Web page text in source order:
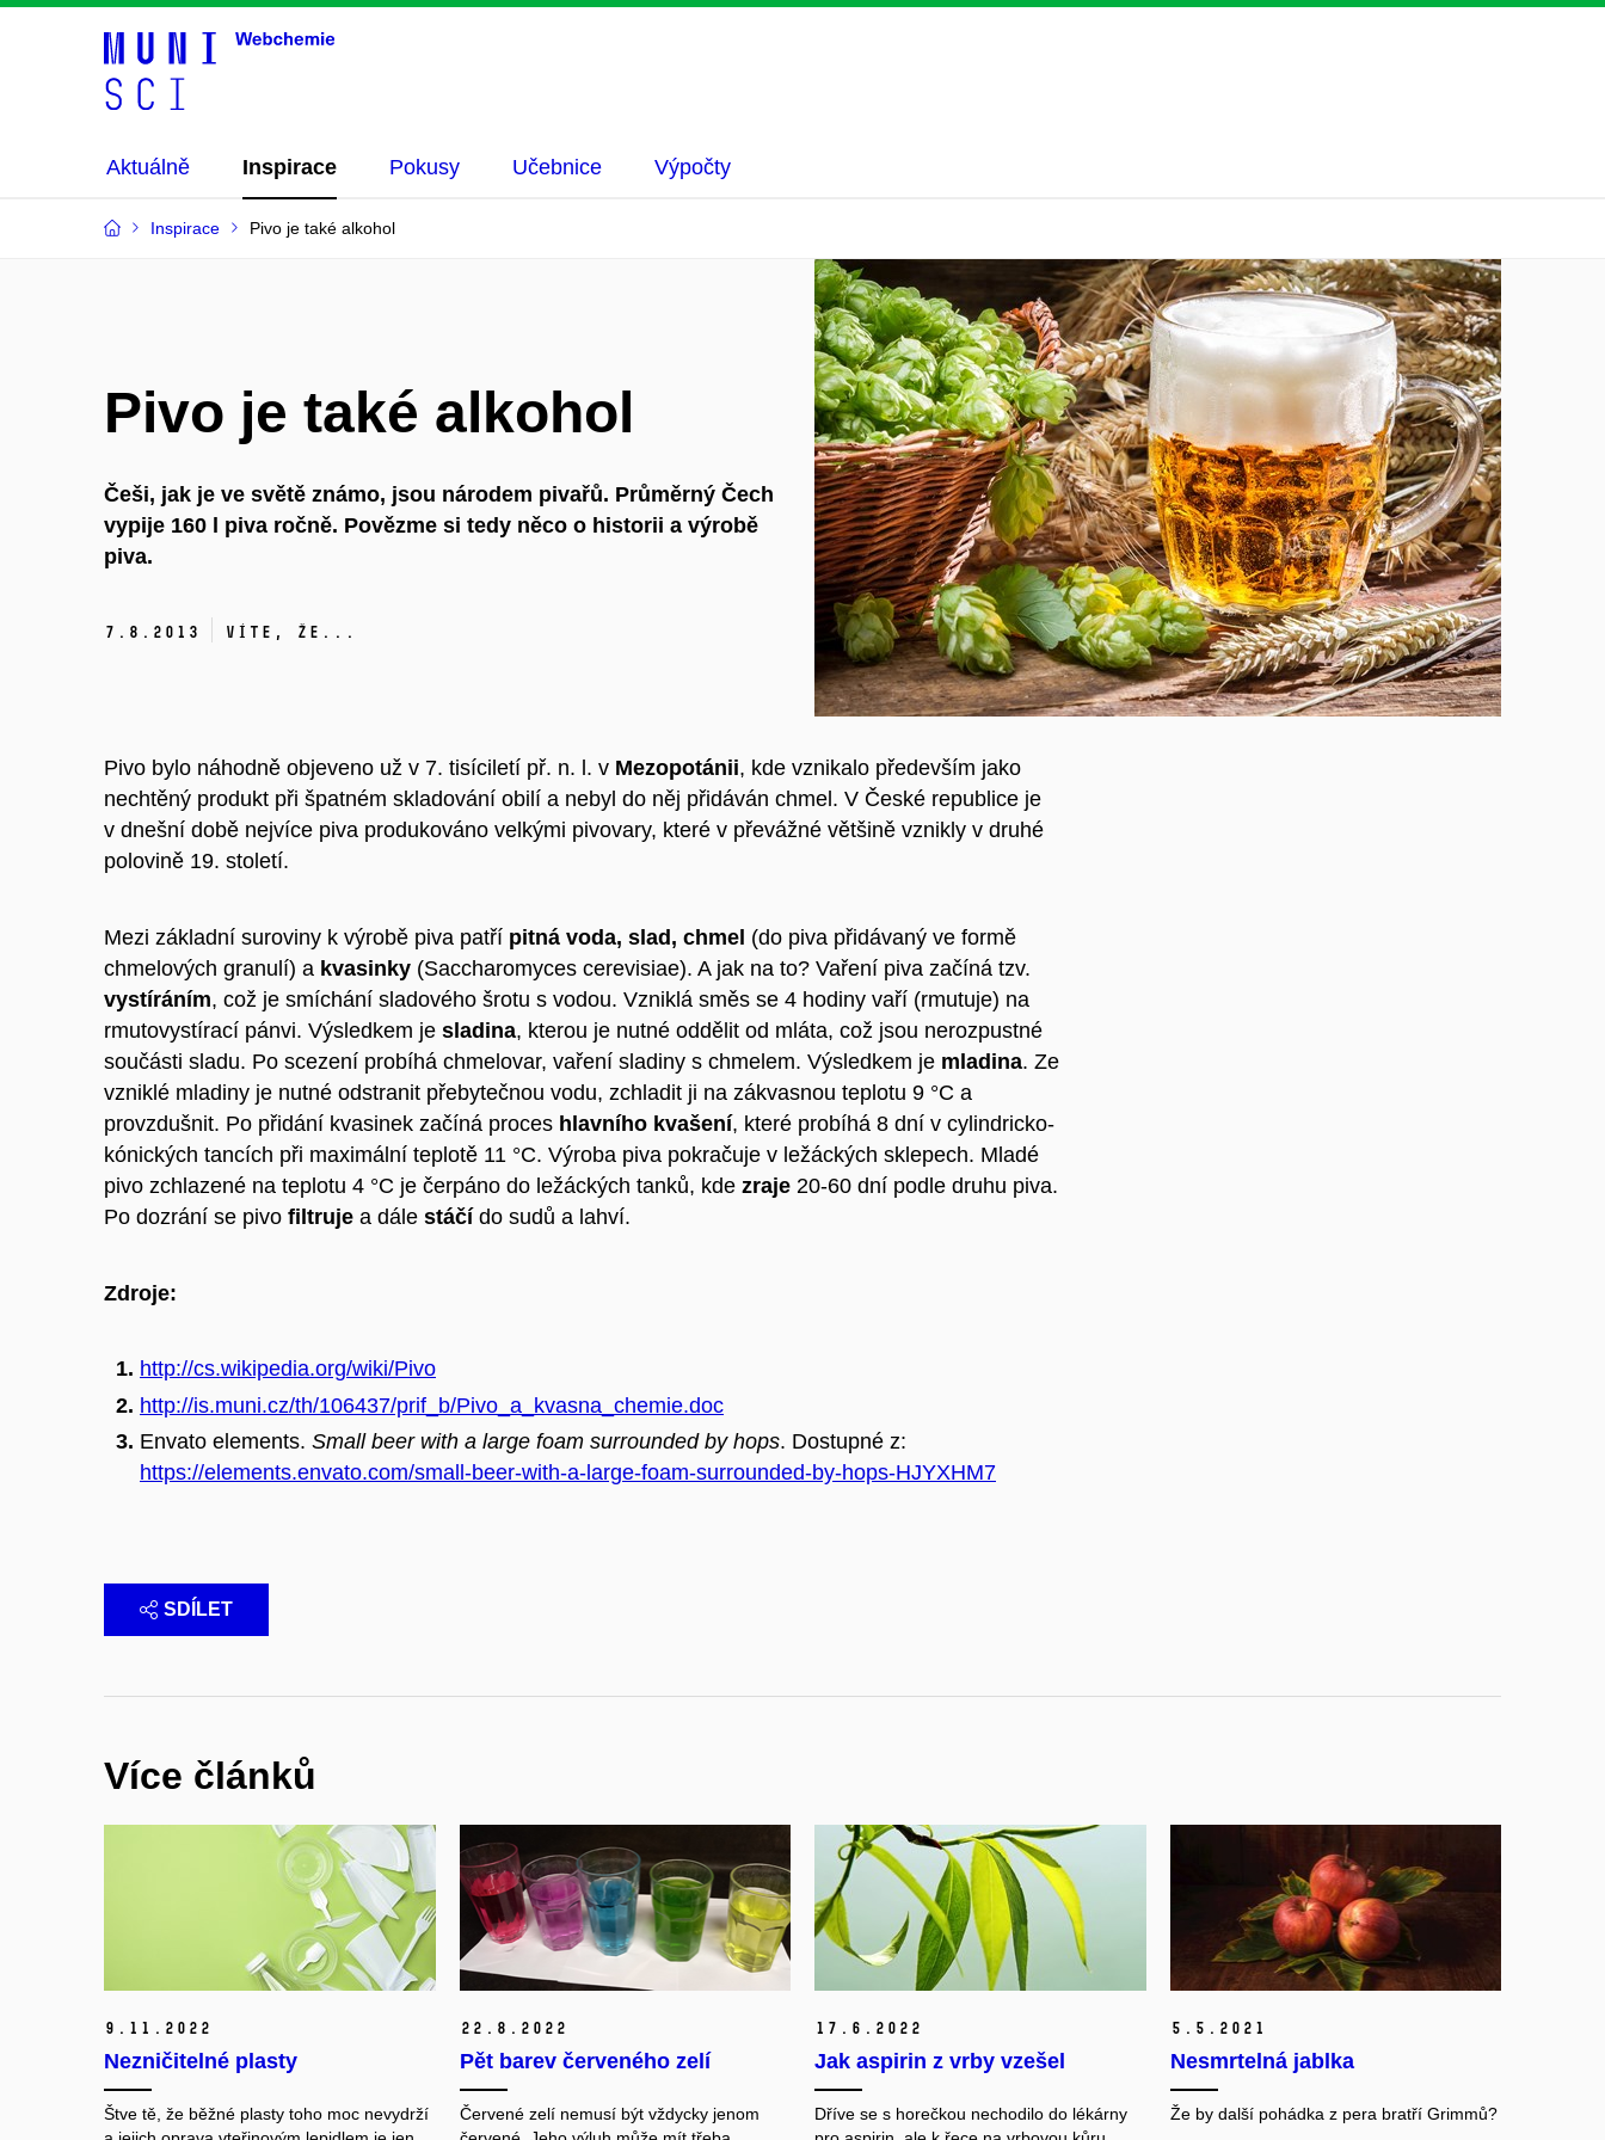
Aktuálně Inspirace Pokusy Učebnice Výpočty
Inspirace Pivo je také alkohol
Pivo je také alkohol
Češi, jak je ve světě známo, jsou národem pivařů. Průměrný Čech
vypije 160 l piva ročně. Povězme si tedy něco o historii a výrobě
piva.
7. 8. 2013 Víte, že...
Pivo bylo náhodně objeveno už v 7. tisíciletí př. n. l. v Mezopotánii, kde vznikalo především jako
nechtěný produkt při špatném skladování obilí a nebyl do něj přidáván chmel. V České republice je
v dnešní době nejvíce piva produkováno velkými pivovary, které v převážné většině vznikly v druhé
polovině 19. století.
Mezi základní suroviny k výrobě piva patří pitná voda, slad, chmel (do piva přidávaný ve formě
chmelových granulí) a kvasinky (Saccharomyces cerevisiae). A jak na to? Vaření piva začíná tzv.
vystíráním, což je smíchání sladového šrotu s vodou. Vzniklá směs se 4 hodiny vaří (rmutuje) na
rmutovystírací pánvi. Výsledkem je sladina, kterou je nutné oddělit od mláta, což jsou nerozpustné
součásti sladu. Po scezení probíhá chmelovar, vaření sladiny s chmelem. Výsledkem je mladina. Ze
vzniklé mladiny je nutné odstranit přebytečnou vodu, zchladit ji na zákvasnou teplotu 9 °C a
provzdušnit. Po přidání kvasinek začíná proces hlavního kvašení, které probíhá 8 dní v cylindricko-
kónických tancích při maximální teplotě 11 °C. Výroba piva pokračuje v ležáckých sklepech. Mladé
pivo zchlazené na teplotu 4 °C je čerpáno do ležáckých tanků, kde zraje 20-60 dní podle druhu piva.
Po dozrání se pivo filtruje a dále stáčído sudů a lahví.
Zdroje:
http://cs.wikipedia.org/wiki/Pivo
http://is.muni.cz/th/106437/prif_b/Pivo_a_kvasna_chemie.doc
Envato elements. Small beer with a large foam surrounded by hops. Dostupné z:
https://elements.envato.com/small-beer-with-a-large-foam-surrounded-by-hops-HJYXHM7
SDÍLET
Více článků
9. 11. 2022
Nezničitelné plasty
Štve tě, že běžné plasty toho moc nevydrží
22. 8. 2022
Pět barev červeného zelí
Červené zelí nemusí být vždycky jenom
17. 6. 2022
Jak aspirin z vrby vzešel
Dříve se s horečkou nechodilo do lékárny
5. 5. 2021
Nesmrtelná jablka
Že by další pohádka z pera bratří Grimmů?